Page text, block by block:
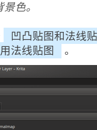
色。
凹凸贴图和法线
法线贴图 。